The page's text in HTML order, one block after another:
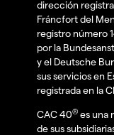
dirección
Fráncfort del
registro número
por la
y el Deutsche
sus servicios en
registrada en la
CAC 40® es una
de sus